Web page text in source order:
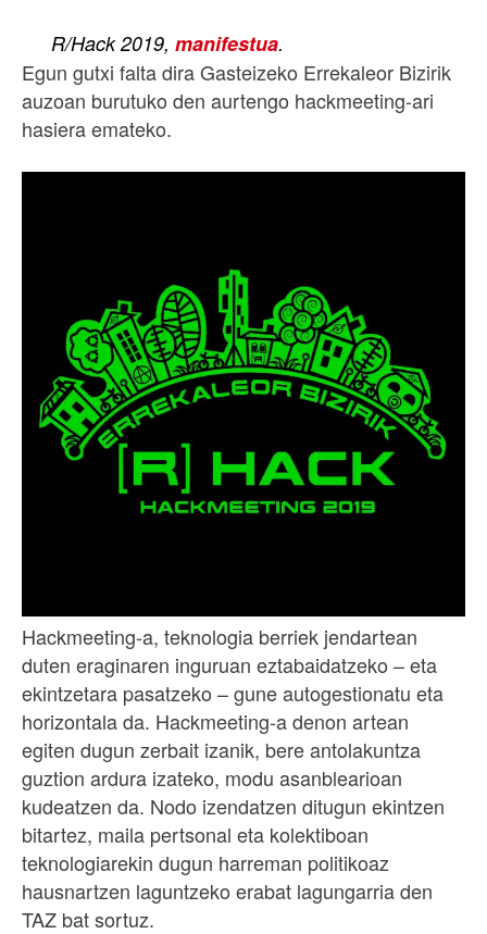
R/Hack 2019, manifestua.
Egun gutxi falta dira Gasteizeko Errekaleor Bizirik
auzoan burutuko den aurtengo hackmeeting-ari
hasiera emateko.
Hackmeeting-a, teknologia berriek jendartean
duten eraginaren inguruan eztabaidatzeko – eta
ekintzetara pasatzeko – gune autogestionatu eta
horizontala da. Hackmeeting-a denon artean
egiten dugun zerbait izanik, bere antolakuntza
guztion ardura izateko, modu asanblearioan
kudeatzen da. Nodo izendatzen ditugun ekintzen
bitartez, maila pertsonal eta kolektiboan
teknologiarekin dugun harreman politikoaz
hausnartzen laguntzeko erabat lagungarria den
TAZ bat sortuz.